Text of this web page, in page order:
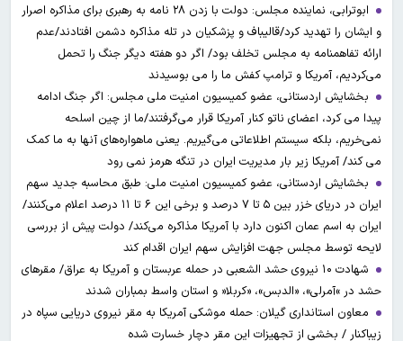
ابوترابی، نماینده مجلس: دولت با زدن ۲۸ نامه به رهبری برای مذاکره اصرار
و ایشان را تهدید کرد/قالیباف و پزشکیان در تله مذاکره دشمن افتادند/عدم
ارائه تفاهمنامه به مجلس تخلف بود/ اگر دو هفته دیگر جنگ را تحمل
می‌کردیم، آمریکا و ترامپ کفش ما را می بوسیدند
بخشایش اردستانی، عضو کمیسیون امنیت ملی مجلس: اگر جنگ ادامه
پیدا می کرد، اعضای ناتو کنار آمریکا قرار می‌گرفتند/ما از چین اسلحه
نمی‌خریم، بلکه سیستم اطلاعاتی می‌گیریم. یعنی ماهواره‌های آنها به ما کمک
می کند/ آمریکا زیر بار مدیریت ایران در تنگه هرمز نمی رود
بخشایش اردستانی، عضو کمیسیون امنیت ملی: طبق محاسبه جدید سهم
ایران در دریای خزر بین ۵ تا ۷ درصد و برخی این ۶ تا ۱۱ درصد اعلام می‌کنند/
ایران به اسم عمان اکنون دارد با آمریکا مذاکره می‌کند/ دولت پیش از بررسی
لایحه توسط مجلس جهت افزایش سهم ایران اقدام کند
شهادت ۱۰ نیروی حشد الشعبی در حمله عربستان و آمریکا به عراق/ مقرهای
حشد در »آمرلی»، «الدبس»، «کربلا« و استان واسط بمباران شدند
معاون استانداری گیلان: حمله موشکی آمریکا به مقر نیروی دریایی سپاه در
زیباکنار / بخشی از تجهیزات این مقر دچار خسارت شده